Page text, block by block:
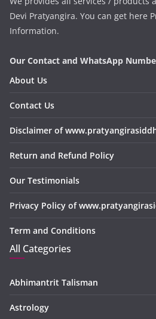
Devi Pratyangira. You can get here
Information.
Our Contact and WhatsApp
About Us
Contact Us
Disclaimer of
Return and Refund Policy
Our Testimonials
Privacy Policy of
Term and Conditions
All Categories
Abhimantrit Talisman
Astrology